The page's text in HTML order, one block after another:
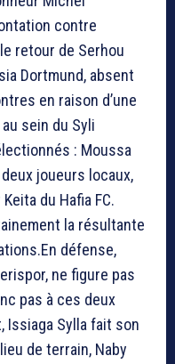
contre
retour de Serhou
Dortmund, absent
en raison d’une
sein du Syli
: Moussa
deux joueurs locaux,
du Hafia FC.
la résultante
défense,
ne figure pas
pas à ces deux
Issiaga Sylla fait son
de terrain, Naby